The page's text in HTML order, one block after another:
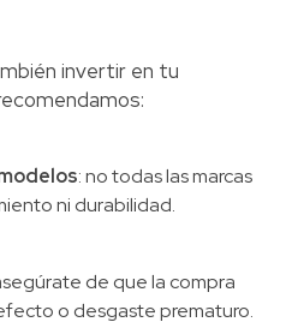
invertir en tu
: no todas las marcas
ni durabilidad.
de que la compra
o desgaste prematuro.